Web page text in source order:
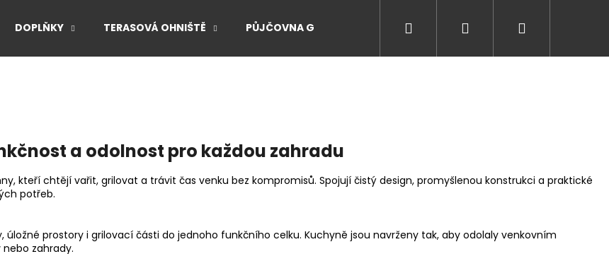
DOPLŇKY TERASOVÁ OHNIŠTĚ PŮJČOVNA GRILŮ EVENTY A ZÁŽITKY NA GRILU
Přihlášení
a odolnost pro každou zahradu
kteří chtějí vařit, grilovat a trávit čas venku bez kompromisů. Spojují čistý design, promyšlenou konstrukci a praktické
potřeb.
úložné prostory i grilovací části do jednoho funkčního celku. Kuchyně jsou navrženy tak, aby odolaly venkovním
zahrady.
Doporučujeme